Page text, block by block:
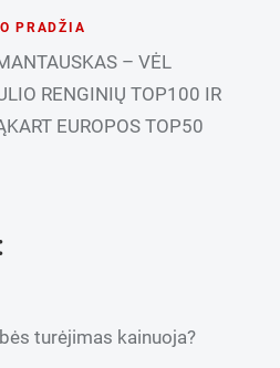
PRADŽIA
– VĖL
RENGINIŲ TOP100 IR
EUROPOS TOP50
turėjimas kainuoja?